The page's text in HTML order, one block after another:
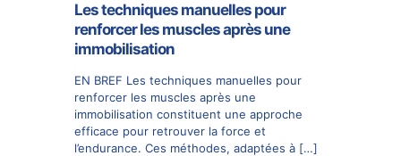
Les techniques manuelles pour
renforcer les muscles après une
immobilisation
EN BREF Les techniques manuelles pour
renforcer les muscles après une
immobilisation constituent une approche
efficace pour retrouver la force et
l’endurance. Ces méthodes, adaptées à […]